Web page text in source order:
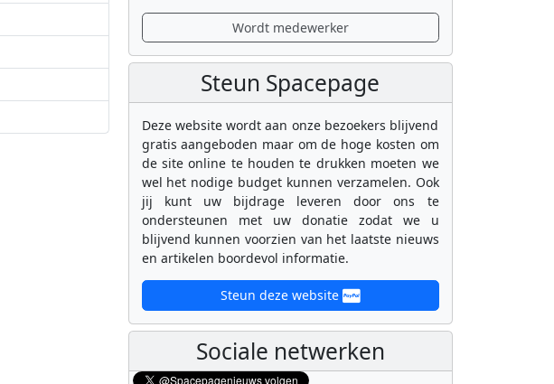
Wordt medewerker
Steun Spacepage
Deze website wordt aan onze bezoekers blijvend
gratis aangeboden maar om de hoge kosten om
de site online te houden te drukken moeten we
wel het nodige budget kunnen verzamelen. Ook
jij kunt uw bijdrage leveren door ons te
ondersteunen met uw donatie zodat we u
blijvend kunnen voorzien van het laatste nieuws
en artikelen boordevol informatie.
Steun deze website
Sociale netwerken